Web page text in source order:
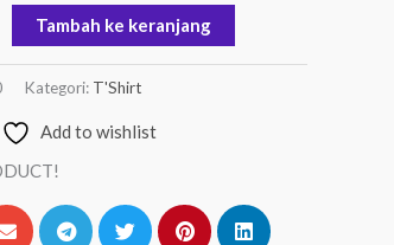
Tambah ke keranjang
Kategori: T'Shirt
Add to wishlist